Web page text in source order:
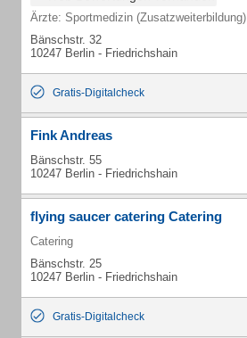
Ärzte: Sportmedizin (Zusatzweiterbildung)
Bänschstr. 32
10247 Berlin - Friedrichshain
Gratis-Digitalcheck
Fink Andreas
Bänschstr. 55
10247 Berlin - Friedrichshain
flying saucer catering Catering
Catering
Bänschstr. 25
10247 Berlin - Friedrichshain
Gratis-Digitalcheck